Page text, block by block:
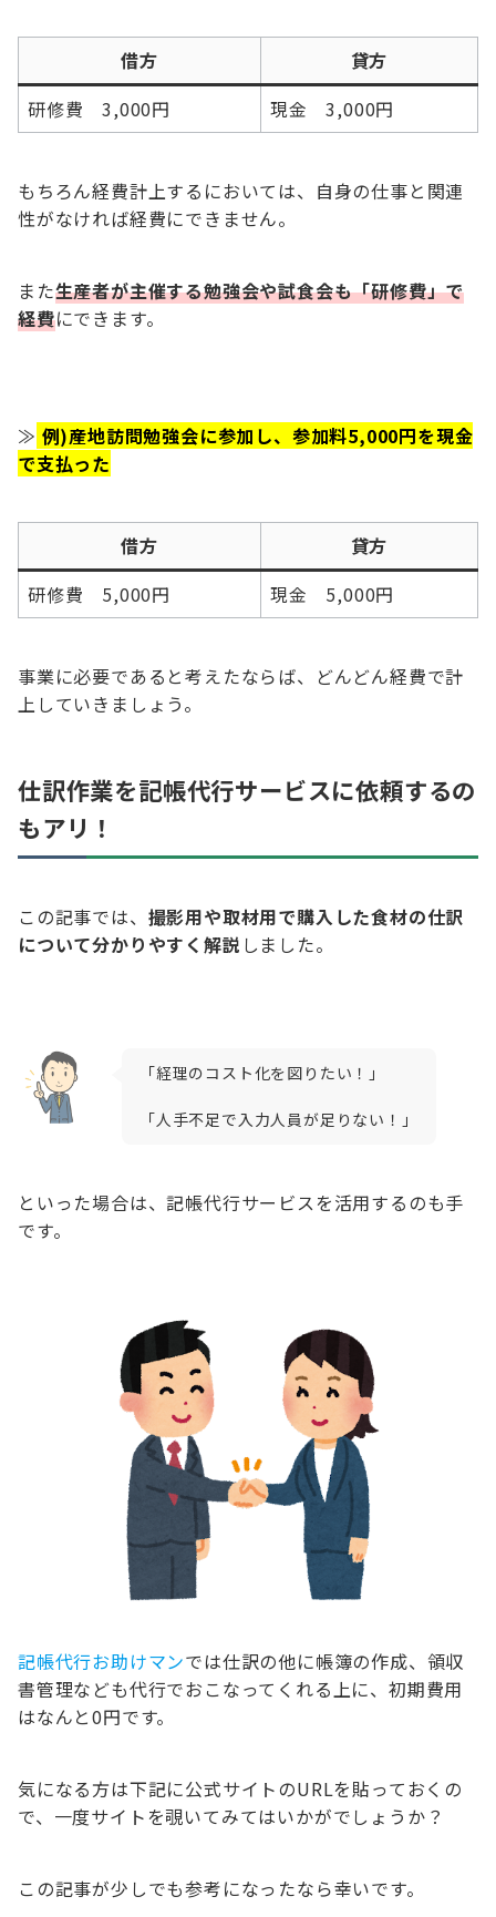
借方
貸方
研修費 3,000円
現金 3,000円
もちろん経費計上するにおいては、自身の仕事と関連
性がなければ経費にできません。
また生産者が主催する勉強会や試食会も「研修費」で
経費にできます。
≫ 例)産地訪問勉強会に参加し、参加料5,000円を現金
で支払った
借方
貸方
研修費 5,000円
現金 5,000円
事業に必要であると考えたならば、どんどん経費で計
上していきましょう。
仕訳作業を記帳代行サービスに依頼するの
もアリ！
この記事では、 撮影用や取材用で購入した食材の仕訳
について分かりやすく解説 しました。
「経理のコスト化を図りたい！」
「人手不足で入力人員が足りない！」
といった場合は、記帳代行サービスを活用するのも手
です。
記帳代行お助けマンでは仕訳の他に帳簿の作成、領収
書管理なども代行でおこなってくれる上に、初期費用
はなんと0円です。
気になる方は下記に公式サイトのURLを貼っておくの
で、一度サイトを覗いてみてはいかがでしょうか？
この記事が少しでも参考になったなら幸いです。